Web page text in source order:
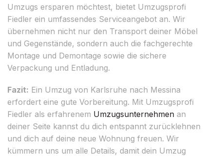
Umzugs ersparen möchtest, bietet Umzugsprofi
Fiedler ein umfassendes Serviceangebot an. Wir
übernehmen nicht nur den Transport deiner Möbel
und Gegenstände, sondern auch die fachgerechte
Montage und Demontage sowie die sichere
Verpackung und Entladung.
Fazit: Ein Umzug von Karlsruhe nach Messina
erfordert eine gute Vorbereitung. Mit Umzugsprofi
Fiedler als erfahrenem Umzugsunternehmen an
deiner Seite kannst du dich entspannt zurücklehnen
und dich auf deine neue Wohnung freuen. Wir
kümmern uns um alle Details, damit dein Umzug